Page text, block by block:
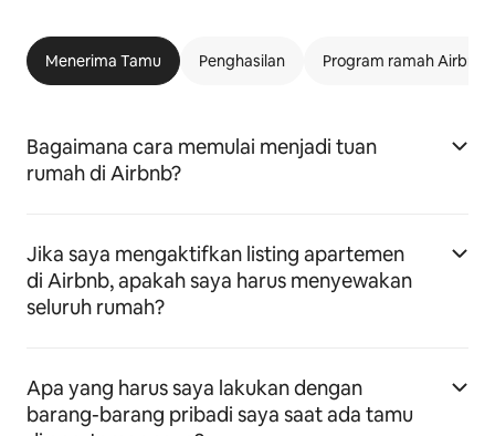
Menerima Tamu Penghasilan Program ramah Airbnb
Bagaimana cara memulai menjadi tuan
rumah di Airbnb?
Jika saya mengaktifkan listing apartemen
di Airbnb, apakah saya harus menyewakan
seluruh rumah?
Apa yang harus saya lakukan dengan
barang-barang pribadi saya saat ada tamu